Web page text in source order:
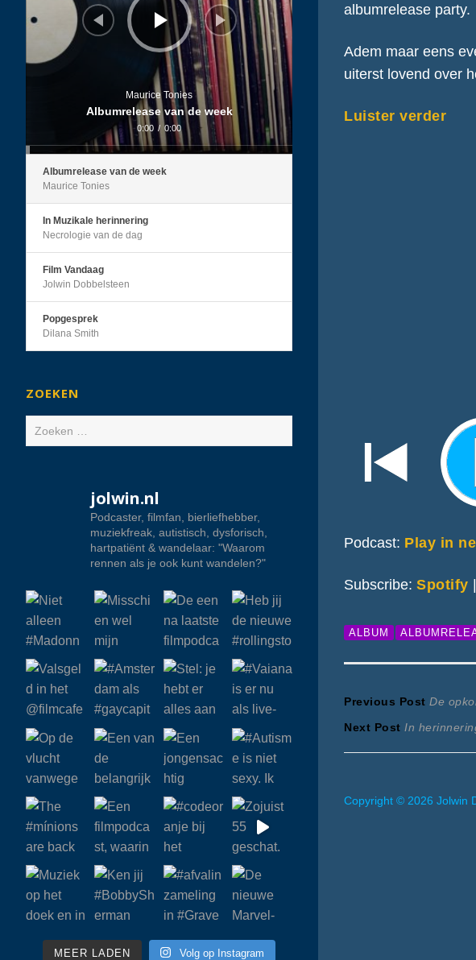
Maurice Tonies
Albumrelease van de week
0:00 / 0:00
Albumrelease van de week
Maurice Tonies
In Muzikale herinnering
Necrologie van de dag
Film Vandaag
Jolwin Dobbelsteen
Popgesprek
Dilana Smith
ZOEKEN
Zoeken
naar:
jolwin.nl
Podcaster, filmfan, bierliefhebber,
muziekfreak, autistisch, dysforisch,
hartpatiënt & wandelaar: "Waarom
rennen als je ook kunt wandelen?"
MEER LADEN Volg op Instagram
albumrelease party.
Adem maar eens
uiterst lovend over
Luister verder
Podcast: Play in
Subscribe:Spotify |
ALBUM
Bericht
navigatie
Previous Post
post:
De
Next Post Next
post:
In
Copyright © 2026 Jolwin